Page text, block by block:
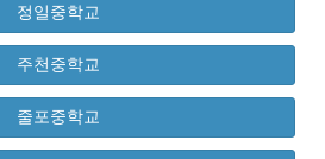
정일중학교
주천중학교
줄포중학교